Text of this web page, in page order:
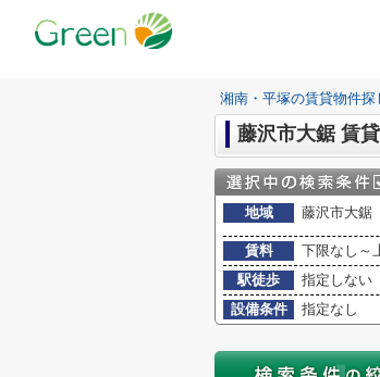
湘南・平塚の賃貸物件探
藤沢市大鋸 賃
地域 藤沢市大鋸
賃料 下限なし～
駅徒歩
指定しない
設備条件
指定なし